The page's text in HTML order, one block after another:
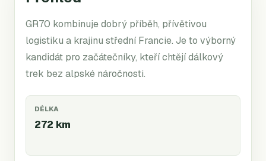
GR70 kombinuje dobrý příběh, přívětivou
logistiku a krajinu střední Francie. Je to výborný
kandidát pro začátečníky, kteří chtějí dálkový
trek bez alpské náročnosti.
DÉLKA
272 km